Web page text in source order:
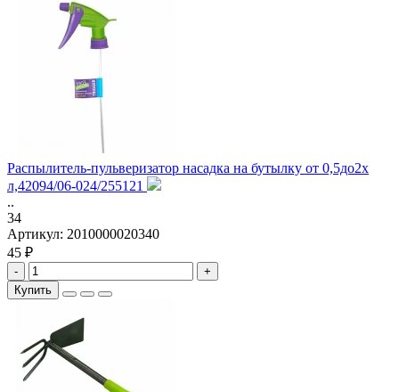
Распылитель-пульверизатор насадка на бутылку от 0,5до2х
л,42094/06-024/255121
..
34
Артикул: 2010000020340
45 ₽
-
+
Купить